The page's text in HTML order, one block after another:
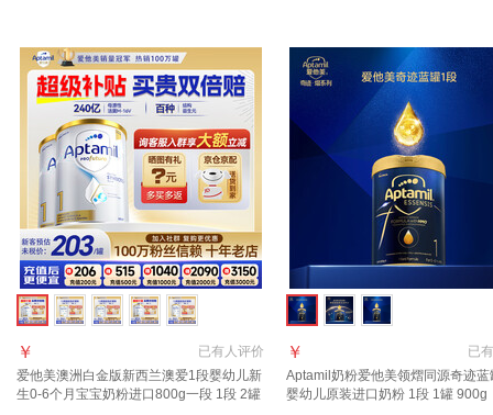
已有人评价
￥
爱他美澳洲白金版新西兰澳爱1段婴幼儿新
生0-6个月宝宝奶粉进口800g一段 1段 2罐
已有
￥
Aptamil奶粉爱他美领熠同源奇迹蓝
婴幼儿原装进口奶粉 1段 1罐 900g